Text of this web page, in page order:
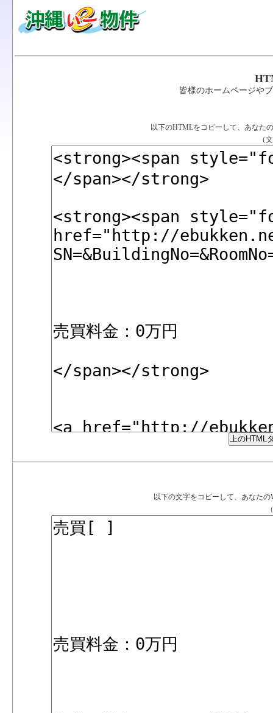
皆様のホームページや
以下のHTMLをコピーして、あなた
（
以下の文字をコピーして、あなた